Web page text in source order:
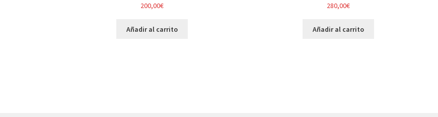
200,00€
Añadir al carrito
280,00€
Añadir al carrito